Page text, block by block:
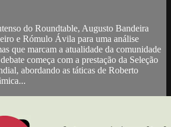
do Roundtable, Augusto Bandeira
e Rómulo Ávila para uma análise
que marcam a atualidade da comunidade
começa com a prestação da Seleção
abordando as táticas de Roberto